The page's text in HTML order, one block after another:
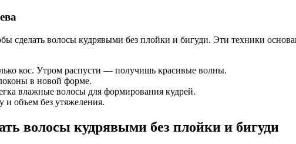
сделать волосы кудрявыми без плойки и бигуди. Эти техники
кос. Утром распусти — получишь красивые волны.
в новой форме.
влажные волосы для формирования кудрей.
и объем без утяжеления.
волосы кудрявыми без плойки и бигуди